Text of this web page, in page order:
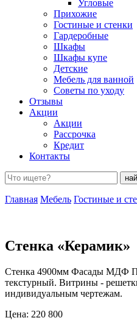
Угловые
Прихожие
Гостиные и стенки
Гардеробные
Шкафы
Шкафы купе
Детские
Мебель для ванной
Советы по уходу
Отзывы
Акции
Акции
Рассрочка
Кредит
Контакты
Поиск:
Главная Мебель Гостиные и
Стенка «Керамик»
Стенка 4900мм Фасады МДФ
текстурный. Витрины -
индивидуальным чертежам.
Цена: 220 800